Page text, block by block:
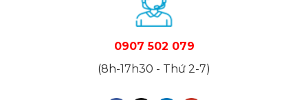
0907 502 079
(8h-17h30 - Thứ 2-7)